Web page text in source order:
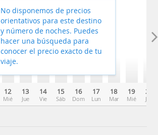
12
Mié
13
Jue
14
Vie
15
Sáb
16
Dom
17
Lun
18
Mar
19
Mié
20
Jue
No disponemos de precios
orientativos para este destino
y número de noches. Puedes
hacer una búsqueda para
conocer el precio exacto de tu
viaje.